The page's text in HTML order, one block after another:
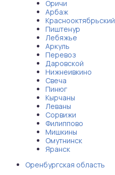
Оричи
Арбаж
Краснооктябрьский
Пиштенур
Лебяжье
Аркуль
Перевоз
Даровской
Нижнеивкино
Свеча
Пинюг
Кырчаны
Леваны
Сорвижи
Филиппово
Мишкины
Омутнинск
Яранск
Оренбургская область